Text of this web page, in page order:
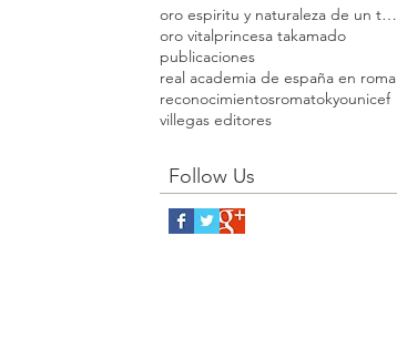
oro espiritu y naturaleza de un territorio
oro vitalprincesa takamado
publicaciones
real academia de españa en roma
reconocimientosromatokyounicef
villegas editores
Follow Us